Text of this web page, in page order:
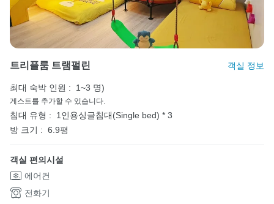
트리플룸 트램펄린 객실 정보
최대 숙박 인원 : 1~3 명)
게스트를 추가할 수 있습니다.
침대 유형 :
1인용싱글침대(Single bed) * 3
방 크기 : 6.9평
객실 편의시설
에어컨
전화기